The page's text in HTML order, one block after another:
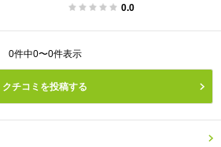
0.0
0件中0〜0件表示
クチコミを投稿する